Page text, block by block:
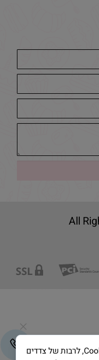
לידיעתך, באתרנו נעשה שימוש בקבצי Cookies, לרבות של צדדים